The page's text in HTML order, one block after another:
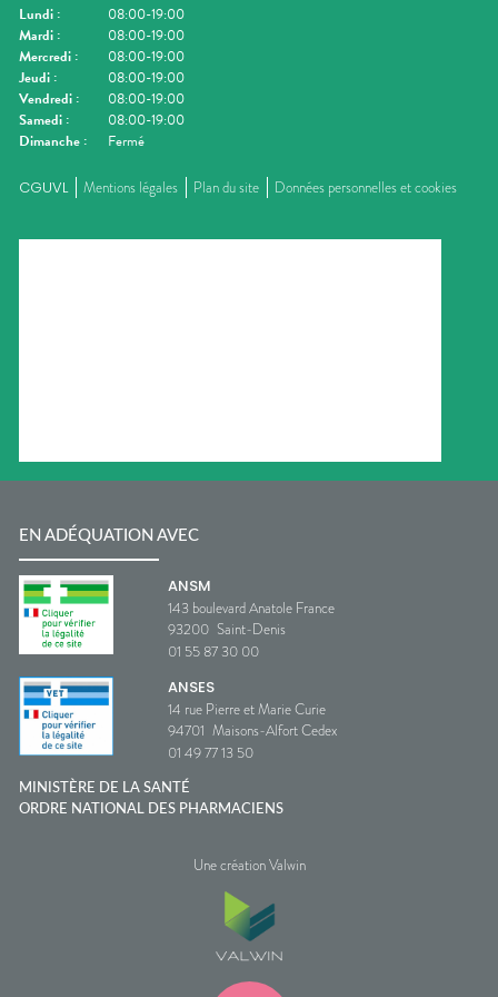
Lundi :
08:00-19:00
Mardi :
08:00-19:00
Mercredi :
08:00-19:00
Jeudi :
08:00-19:00
Vendredi :
08:00-19:00
Samedi :
08:00-19:00
Dimanche : Fermé
CGUVL Mentions légales Plan du site Données personnelles et cookies
EN ADÉQUATION AVEC
ANSM
143 boulevard Anatole France
93200 Saint-Denis
01 55 87 30 00
ANSES
14 rue Pierre et Marie Curie
94701 Maisons-Alfort Cedex
01 49 77 13 50
MINISTÈRE DE LA SANTÉ
ORDRE NATIONAL DES PHARMACIENS
Une création Valwin